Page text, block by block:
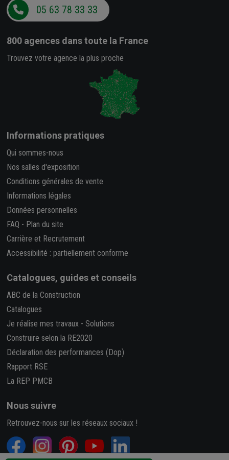
05 63 78 33 33
800 agences dans toute la France
Trouvez votre agence la plus proche
Informations pratiques
Qui sommes-nous
Nos salles d'exposition
Conditions générales de vente
Informations légales
Données personnelles
FAQ - Plan du site
Carrière et Recrutement
Accessibilité : partiellement conforme
Catalogues, guides et conseils
ABC de la Construction
Catalogues
Je réalise mes travaux - Solutions
Construire selon la RE2020
Déclaration des performances (Dop)
Rapport RSE
La REP PMCB
Nous suivre
Retrouvez-nous sur les réseaux sociaux !